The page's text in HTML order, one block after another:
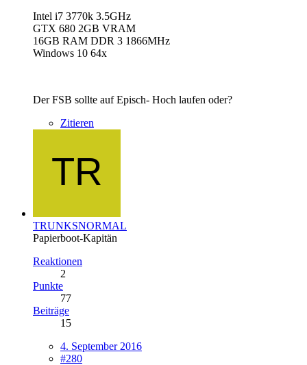
Intel i7 3770k 3.5GHz
GTX 680 2GB VRAM
16GB RAM DDR 3 1866MHz
Windows 10 64x
Der FSB sollte auf Episch- Hoch laufen oder?
Zitieren
TRUNKSNORMAL
Papierboot-Kapitän
Reaktionen
2
Punkte
77
Beiträge
15
4. September 2016
#280